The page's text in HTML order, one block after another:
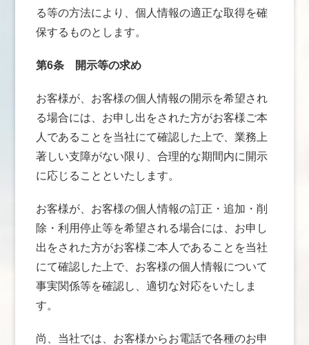
る等の方法により、個人情報の適正な取得を確
保するものとします。
第6条 開示等の求め
お客様が、お客様の個人情報の開示を希望され
る場合には、お申し出をされた方がお客様ご本
人であることを当社にて確認した上で、業務上
著しい支障がない限り、合理的な期間内に開示
に応じることといたします。
お客様が、お客様の個人情報の訂正・追加・削
除・利用停止等を希望される場合には、お申し
出をされた方がお客様ご本人であることを当社
にて確認した上で、お客様の個人情報について
事実関係等を確認し、適切な対応をいたしま
す。
尚、当社では、お客様からお電話で各種のお申